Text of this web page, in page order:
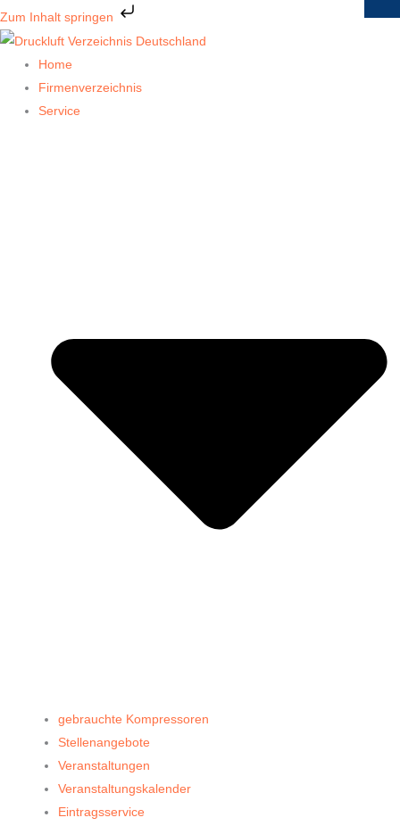
Zum Inhalt springen
Zum
Inhalt
springen
Home
Firmenverzeichnis
Service
gebrauchte Kompressoren
Stellenangebote
Veranstaltungen
Veranstaltungskalender
Eintragsservice